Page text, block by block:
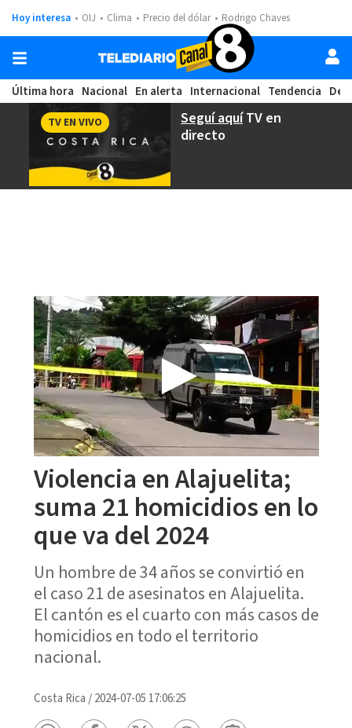
Hoy interesa OIJ Clima Precio del dólar Rodrigo Chaves
Última hora Nacional En alerta Internacional Tendencia
Seguí aquíTV en
directo
TV EN VIVO
Violencia en Alajuelita;
suma 21 homicidios en lo
que va del 2024
Un hombre de 34 años se convirtió en
el caso 21 de asesinatos en Alajuelita.
El cantón es el cuarto con más casos de
homicidios en todo el territorio
nacional.
Costa Rica /2024-07-05 17:06:25